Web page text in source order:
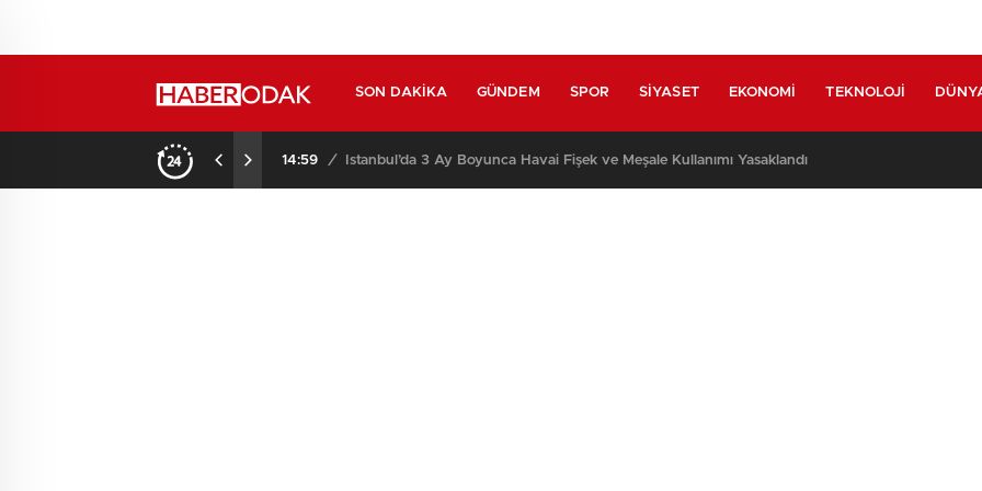
SON DAKIKA GÜNDEM SPOR SIYASET EKONOMI TEKNOLOJI
14:59 / İstanbul’da 3 Ay Boyunca Havai Fişek ve Meşale Kullanımı Yasaklandı